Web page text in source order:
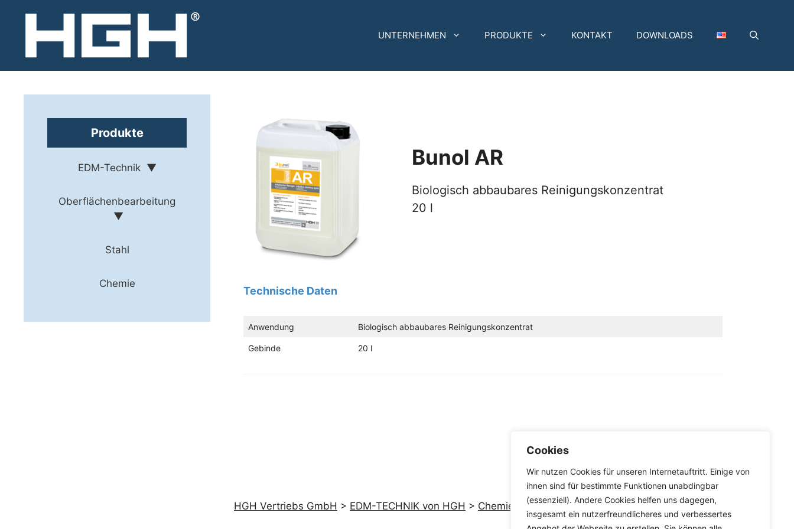
Cookies
Wir nutzen Cookies für unseren Internetauftritt. Einige von
ihnen sind für bestimmte Funktionen unabdingbar
(essenziell). Andere Cookies helfen uns dagegen,
insgesamt ein nutzerfreundlicheres und verbessertes
UNTERNEHMEN PRODUKTE KONTAKT DOWNLOADS
Bunol AR
Biologisch abbaubares Reinigungskonzentrat
20 l
Technische Daten
Anwendung Biologisch abbaubares Reinigungskonzentrat
Gebinde 20 l
HGH Vertriebs GmbH > EDM-TECHNIK von HGH > Chemie von bunol> Bunol AR
Produkte
EDM-Technik
Oberflächenbearbeitung
Stahl
Chemie